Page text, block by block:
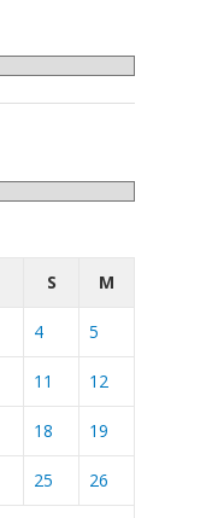
S M
4 5
11 12
18 19
25 26